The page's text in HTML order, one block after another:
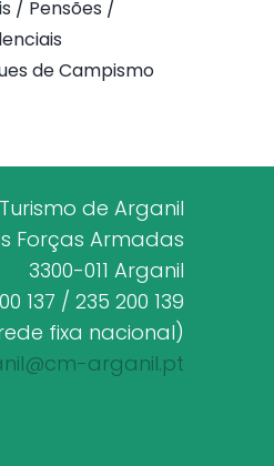
/ Pensões /
de Campismo
de Arganil
Forças Armadas
3300-011 Arganil
137 / 235 200 139
fixa nacional)
arganil.pt